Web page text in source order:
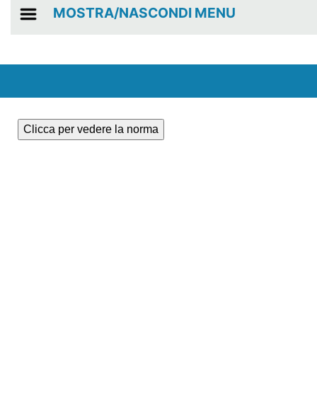
MOSTRA/NASCONDI MENU
Clicca per vedere la norma